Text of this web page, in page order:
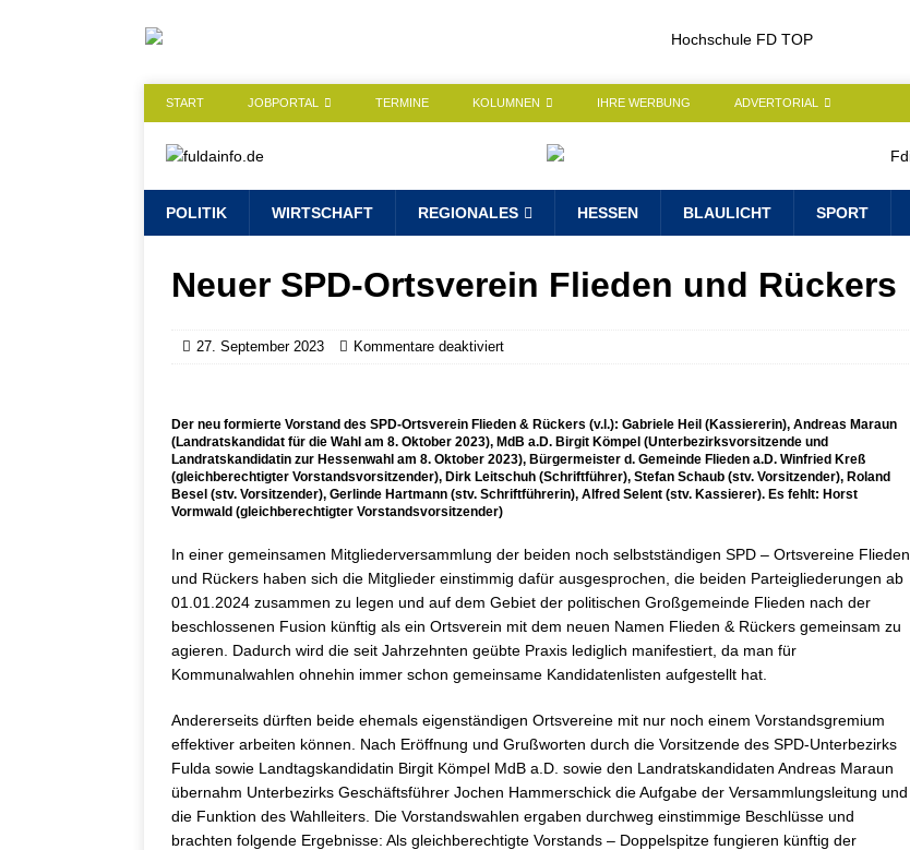
START JOBPORTAL TERMINE KOLUMNEN IHRE WERBUNG ADVERTORIAL
POLITIK WIRTSCHAFT REGIONALES HESSEN BLAULICHT SPORT
Neuer SPD-Ortsverein Flieden und Rückers
27. September 2023 Kommentare deaktiviert
Der neu formierte Vorstand des SPD-Ortsverein Flieden & Rückers (v.l.): Gabriele Heil (Kassiererin), Andreas Maraun
(Landratskandidat für die Wahl am 8. Oktober 2023), MdB a.D. Birgit Kömpel (Unterbezirksvorsitzende und
Landratskandidatin zur Hessenwahl am 8. Oktober 2023), Bürgermeister d. Gemeinde Flieden a.D. Winfried Kreß
(gleichberechtigter Vorstandsvorsitzender), Dirk Leitschuh (Schriftführer), Stefan Schaub (stv. Vorsitzender), Roland
Besel (stv. Vorsitzender), Gerlinde Hartmann (stv. Schriftführerin), Alfred Selent (stv. Kassierer). Es fehlt: Horst
Vormwald (gleichberechtigter Vorstandsvorsitzender)
In einer gemeinsamen Mitgliederversammlung der beiden noch selbstständigen SPD – Ortsvereine Flieden
und Rückers haben sich die Mitglieder einstimmig dafür ausgesprochen, die beiden Parteigliederungen ab
01.01.2024 zusammen zu legen und auf dem Gebiet der politischen Großgemeinde Flieden nach der
beschlossenen Fusion künftig als ein Ortsverein mit dem neuen Namen Flieden & Rückers gemeinsam zu
agieren. Dadurch wird die seit Jahrzehnten geübte Praxis lediglich manifestiert, da man für
Kommunalwahlen ohnehin immer schon gemeinsame Kandidatenlisten aufgestellt hat.
Andererseits dürften beide ehemals eigenständigen Ortsvereine mit nur noch einem Vorstandsgremium
effektiver arbeiten können. Nach Eröffnung und Grußworten durch die Vorsitzende des SPD-Unterbezirks
Fulda sowie Landtagskandidatin Birgit Kömpel MdB a.D. sowie den Landratskandidaten Andreas Maraun
übernahm Unterbezirks Geschäftsführer Jochen Hammerschick die Aufgabe der Versammlungsleitung und
die Funktion des Wahlleiters. Die Vorstandswahlen ergaben durchweg einstimmige Beschlüsse und
brachten folgende Ergebnisse: Als gleichberechtigte Vorstands – Doppelspitze fungieren künftig der